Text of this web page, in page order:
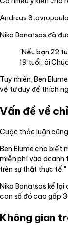
Andreas
Niko Bonatsos đã
"Nếu bạn 22
19 tuổi, ôi
Tuy nhiên, Ben
về tư duy để thích
Vấn đề về
Cuộc thảo luận
Ben Blume cho biết
miễn phí vào doanh
trên sự thật thực tế."
Niko Bonatsos kể
con số đó cao gấp
Không gian